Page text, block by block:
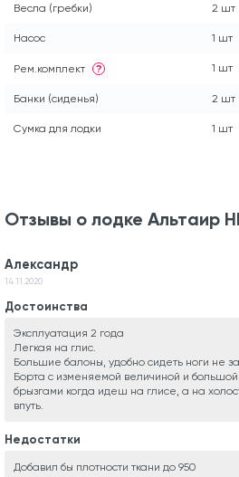
Весла (гребки) 2 шт
Насос 1 шт
Рем.комплект ? 1 шт
Банки (сиденья) 2 шт
Сумка для лодки 1 шт
Отзывы о лодке Альтаир
Александр
14.11.2020
Достоинства
Эксплуатация 2 года
Легкая на глис.
Большие балоны, удобно сидеть ноги не
Борта с изменяемой величиной и
брызгами когда идеш на глисе, а на
впуть.
Недостатки
Добавил бы плотности ткани до 950